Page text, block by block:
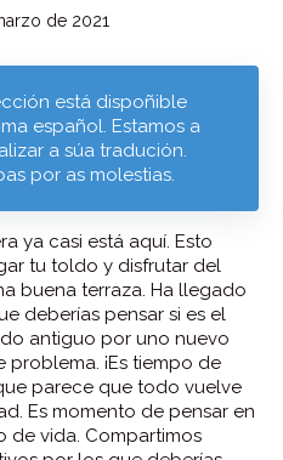
de 2021
está dispoñible
español. Estamos a
a súa tradución.
por as molestias.
ya casi está aquí. Esto
tu toldo y disfrutar del
buena terraza. Ha llegado
deberías pensar si es el
antiguo por uno nuevo
¡Es tiempo de
parece que todo vuelve
Es momento de pensar en
de vida. Compartimos